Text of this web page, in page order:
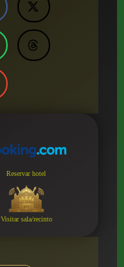
Reservar hotel
Visitar sala/recinto